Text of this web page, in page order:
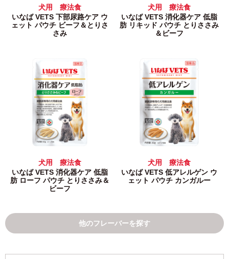
犬用 療法食
いなば VETS 下部尿路ケア ウ
ェット パウチ ビーフ＆とりさ
さみ
犬用 療法食
いなば VETS 消化器ケア 低脂
肪 リキッド パウチ とりささみ
＆ビーフ
犬用 療法食
いなば VETS 消化器ケア 低脂
肪 ローフ パウチ とりささみ＆
ビーフ
犬用 療法食
いなば VETS 低アレルゲン ウ
ェット パウチ カンガルー
他のフレーバーを探す